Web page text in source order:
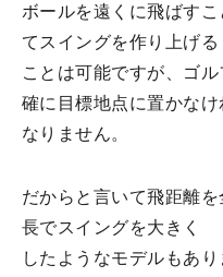
ボールを遠くに飛ばす
てスイングを作り上げる
ことは可能ですが、ゴ
確に目標地点に置かなけ
なりません。
だからと言いて飛距離
長でスイングを大きく
したようなモデルもあ